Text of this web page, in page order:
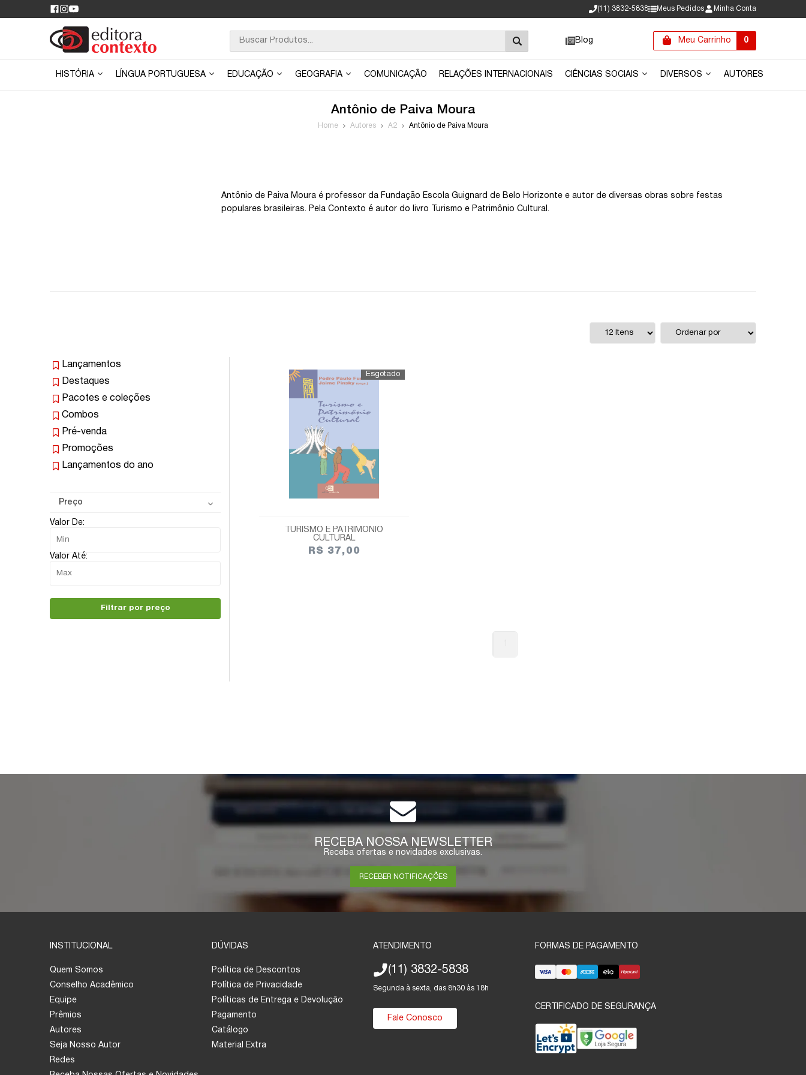
(11) 3832-5838 Meus Pedidos Minha Conta
Blog Meu Carrinho 0
HISTÓRIA LÍNGUA PORTUGUESA EDUCAÇÃO GEOGRAFIA COMUNICAÇÃO RELAÇÕES INTERNACIONAIS CIÊNCIAS SOCIAIS DIVERSOS AUTORES
Antônio de Paiva Moura
Home Autores A2 Antônio de Paiva Moura
Antônio de Paiva Moura é professor da Fundação Escola Guignard de Belo Horizonte e autor de diversas obras sobre festas
populares brasileiras. Pela Contexto é autor do livro Turismo e Patrimônio Cultural.
Lançamentos
Destaques
Pacotes e coleções
Combos
Pré-venda
Promoções
Lançamentos do ano
Preço
Valor De:
Valor Até:
Filtrar por preço
TURISMO E PATRIMÔNIO
CULTURAL
R$ 37,00
RECEBA NOSSA NEWSLETTER
Receba ofertas e novidades exclusivas.
RECEBER NOTIFICAÇÕES
INSTITUCIONAL
Quem Somos
Conselho Acadêmico
Equipe
Prêmios
Autores
Seja Nosso Autor
Redes
DÚVIDAS
Política de Descontos
Política de Privacidade
Políticas de Entrega e Devolução
Pagamento
Catálogo
Material Extra
ATENDIMENTO
(11) 3832-5838
Segunda à sexta, das 8h30 às 18h
Fale Conosco
FORMAS DE PAGAMENTO
CERTIFICADO DE SEGURANÇA